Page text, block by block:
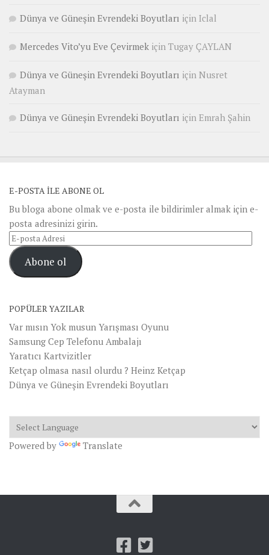
Dünya ve Güneşin Evrendeki Boyutları için Iclal
Mercedes Vito’yu Eve Çevirmek için Tugay ÇAYLAN
Dünya ve Güneşin Evrendeki Boyutları için Nusret
Atayman
Dünya ve Güneşin Evrendeki Boyutları için Emrah Şahin
E-POSTA ILE ABONE OL
Bu bloga abone olmak ve e-posta ile bildirimler almak için e-
posta adresinizi girin.
E-
posta
AdresiAbone ol
POPÜLER YAZILAR
Var mısın Yok musun Yarışması Oyunu
Samsung Cep Telefonu Ambalajı
Yaratıcı Kartvizitler
Ketçap olmasa nasıl olurdu ? Heinz Ketçap
Dünya ve Güneşin Evrendeki Boyutları
Powered by Translate